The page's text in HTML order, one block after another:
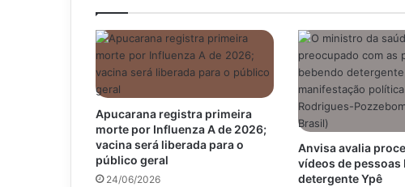
Apucarana registra primeira
morte por Influenza A de 2026;
vacina será liberada para o
público geral
24/06/2026
Anvisa avalia
vídeos de pessoas
detergente Ypê